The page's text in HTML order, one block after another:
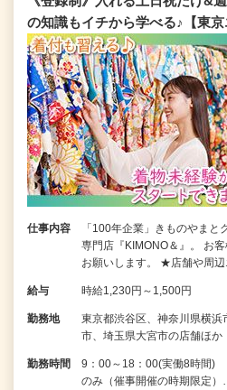
の知識もイチから学べる♪【東京
仕事内容
「100年企業」きものやま
専門店『KIMONO＆』。 お
お願いします。 ★店舗や周
給与 時給1,230円～1,500円
勤務地
東京都渋谷区、神奈川県横
市、埼玉県大宮市の店舗ほ
勤務時間
9：00～18：00(実働8時間
のみ（催事開催の時期限定